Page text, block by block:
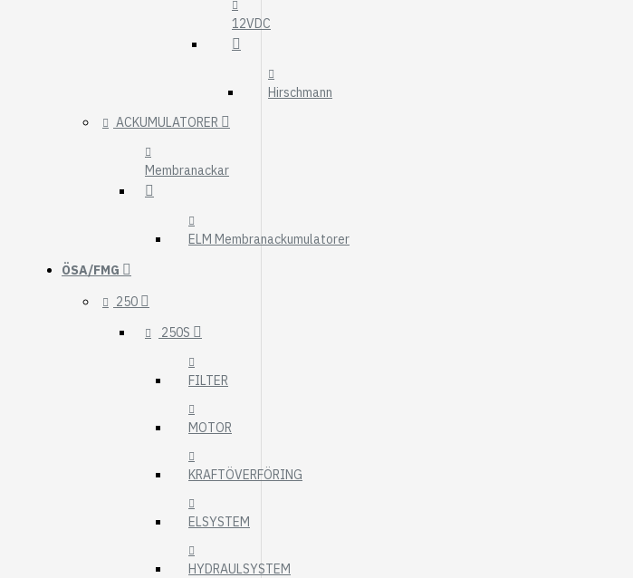
12VDC
Hirschmann
ACKUMULATORER
Membranackar
ELM Membranackumulatorer
ÖSA/FMG
250
250S
FILTER
MOTOR
KRAFTÖVERFÖRING
ELSYSTEM
HYDRAULSYSTEM